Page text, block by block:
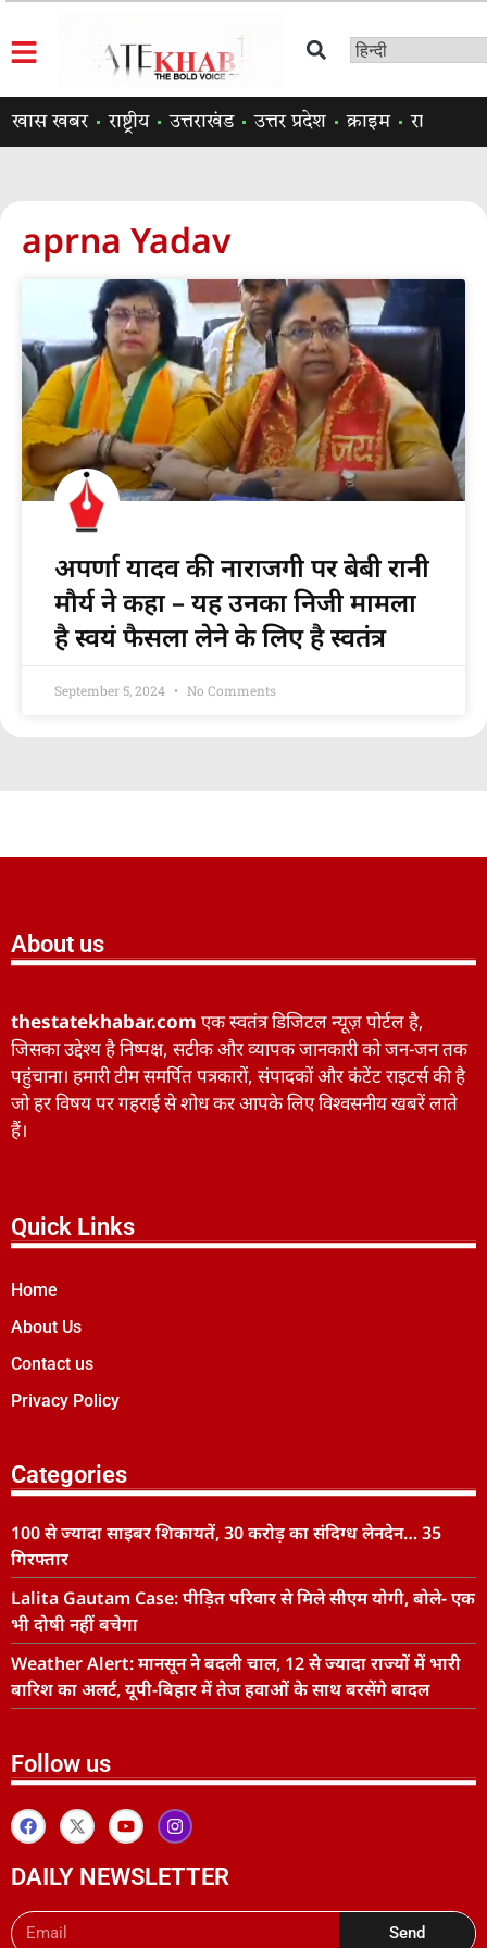
खास खबर राष्ट्रीय उत्तराखंड उत्तर प्रदेश क्राइम राजनीति
aprna Yadav
अपर्णा यादव की नाराजगी पर बेबी रानी
मौर्य ने कहा – यह उनका निजी मामला
है स्वयं फैसला लेने के लिए है स्वतंत्र
September 5, 2024 No Comments
About us
thestatekhabar.com एक स्वतंत्र डिजिटल न्यूज़ पोर्टल है,
जिसका उद्देश्य है निष्पक्ष, सटीक और व्यापक जानकारी को जन-जन तक
पहुंचाना। हमारी टीम समर्पित पत्रकारों, संपादकों और कंटेंट राइटर्स की है
जो हर विषय पर गहराई से शोध कर आपके लिए विश्वसनीय खबरें लाते
हैं।
Quick Links
Home
About Us
Contact us
Privacy Policy
Categories
100 से ज्यादा साइबर शिकायतें, 30 करोड़ का संदिग्ध लेनदेन… 35
गिरफ्तार
Lalita Gautam Case: पीड़ित परिवार से मिले सीएम योगी, बोले- एक
भी दोषी नहीं बचेगा
Weather Alert: मानसून ने बदली चाल, 12 से ज्यादा राज्यों में भारी
बारिश का अलर्ट, यूपी-बिहार में तेज हवाओं के साथ बरसेंगे बादल
Follow us
DAILY NEWSLETTER
Send